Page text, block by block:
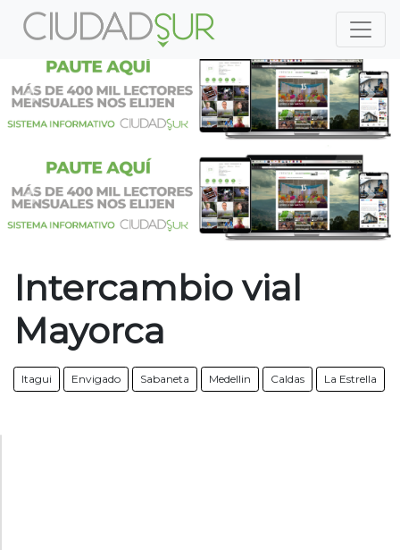
Previous
Previous
Intercambio vial
Mayorca
Itagui Envigado Sabaneta Medellin Caldas La Estrella